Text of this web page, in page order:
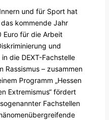
und für Sport hat
kommende Jahr
Euro für die Arbeit
und
die DEXT-Fachstelle
Rassismus – zusammen
Programm „Hessen
Extremismus“ fördert
Fachstellen